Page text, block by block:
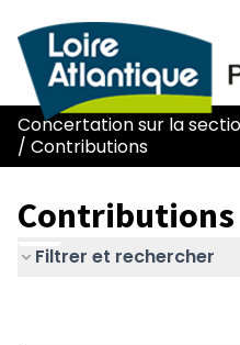
/ Contributions
Contributions
Filtrer et rechercher